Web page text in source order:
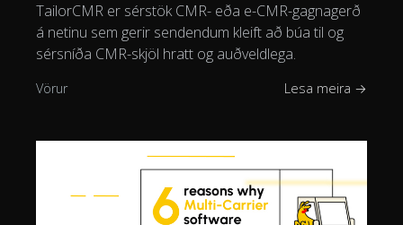
TailorCMR er sérstök CMR- eða e-CMR-gagnagerð
á netinu sem gerir sendendum kleift að búa til og
sérsníða CMR-skjöl hratt og auðveldlega.
Vörur Lesa meira →